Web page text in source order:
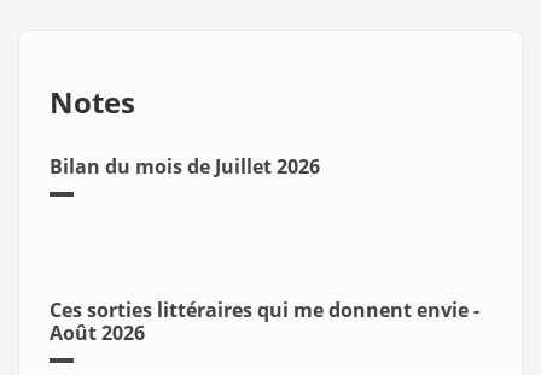
Notes
Bilan du mois de Juillet 2026
Ces sorties littéraires qui me donnent envie -
Août 2026